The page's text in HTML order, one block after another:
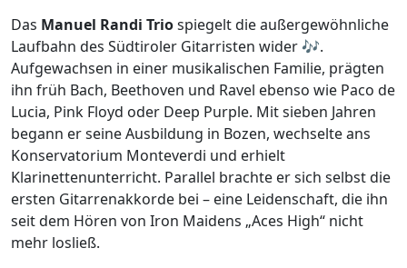
Das Manuel Randi Triospiegelt die außergewöhnliche
Laufbahn des Südtiroler Gitarristen wider 🎶.
Aufgewachsen in einer musikalischen Familie, prägten
ihn früh Bach, Beethoven und Ravel ebenso wie Paco de
Lucia, Pink Floyd oder Deep Purple. Mit sieben Jahren
begann er seine Ausbildung in Bozen, wechselte ans
Konservatorium Monteverdi und erhielt
Klarinettenunterricht. Parallel brachte er sich selbst die
ersten Gitarrenakkorde bei – eine Leidenschaft, die ihn
seit dem Hören von Iron Maidens „Aces High“ nicht
mehr losließ.